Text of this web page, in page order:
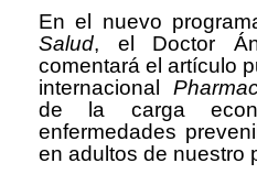
En el nuevo
Salud, el Doctor
comentará el artículo
internacional
de la carga
enfermedades
en adultos de nuestro